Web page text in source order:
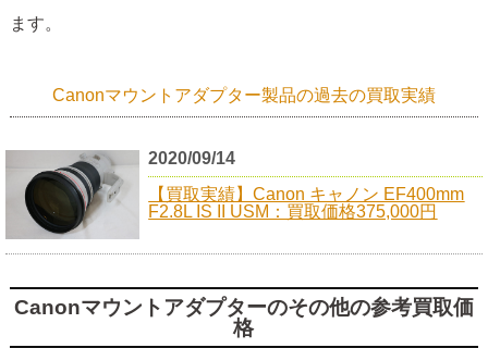
ます。
Canonマウントアダプター製品の過去の買取実績
2020/09/14
【買取実績】Canon キャノン EF400mm
F2.8L IS II USM：買取価格375,000円
Canonマウントアダプターのその他の参考買取価
格